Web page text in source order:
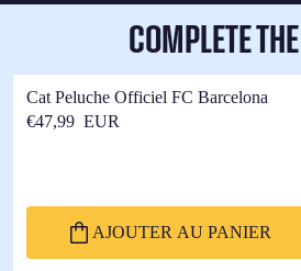
COMPLETE
Cat Peluche Officiel FC Barcelona
€47,99 EUR
AJOUTER AU PANIER